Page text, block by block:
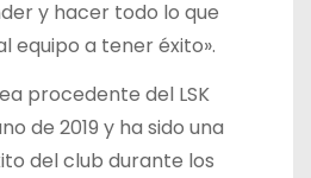
y hacer todo lo que
equipo a tener éxito».
procedente del LSK
de 2019 y ha sido una
del club durante los